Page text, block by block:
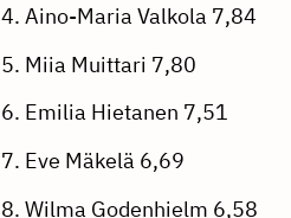
4. Aino-Maria Valkola 7,84
5. Miia Muittari 7,80
6. Emilia Hietanen 7,51
7. Eve Mäkelä 6,69
8. Wilma Godenhielm 6,58